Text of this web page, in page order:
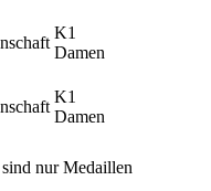
K1
Damen
K1
Damen
nur Medaillen